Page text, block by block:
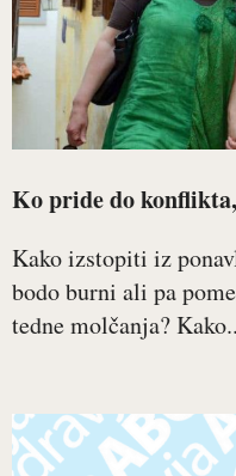
Ko pride do
Kako izstopiti iz
bodo burni ali pa
tedne molčanja?